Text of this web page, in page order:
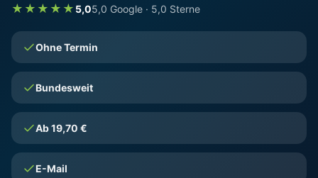
★★★★★ 5,05,0 Google · 5,0 Sterne
Ohne Termin
Bundesweit
Ab 19,70 €
E-Mail